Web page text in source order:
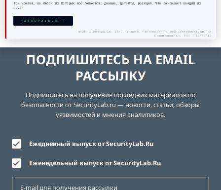
Три уровня, на любом из которых всё ломается: данные, детекты, реакция. Что закрывает каждый из
них?
РАЗОБРАТЬСЯ →
erid: 2SDnjecN7Gw. 18+. Реклама. Рекламодатель ООО «Интеллектуальная
безопасность», ИНН 7719435412
ПОДПИШИТЕСЬ НА EMAIL
РАССЫЛКУ
Подпишитесь на получение последних материалов по
безопасности от SecurityLab.ru — новости, статьи, обзоры
уязвимостей и мнения аналитиков.
Ежедневный выпуск от SecurityLab.Ru
Еженедельный выпуск от SecurityLab.Ru